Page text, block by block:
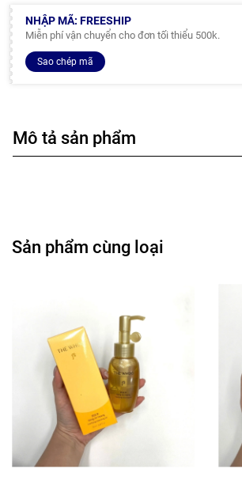
NHẬP MÃ: FREESHIP
Miễn phí vận chuyển cho đơn tối thiểu 500k.
Sao chép mã
Mô tả sản phẩm
Sản phẩm cùng loại